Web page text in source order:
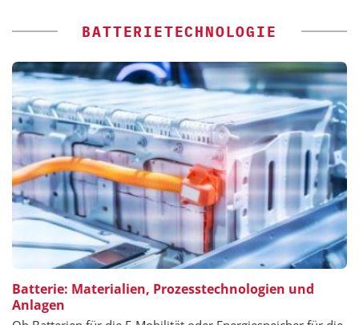
BATTERIETECHNOLOGIE
Batterie: Materialien, Prozesstechnologien und
Anlagen